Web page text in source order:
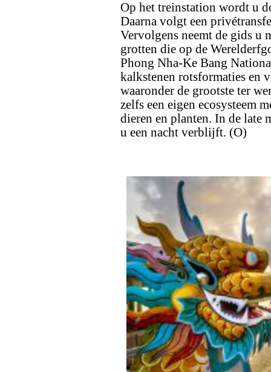
Op het treinstation wordt u
Daarna volgt een
Vervolgens neemt de gids u
grotten die op de
Phong Nha-Ke Bang
kalkstenen rotsformaties en
waaronder de grootste ter
zelfs een eigen ecosysteem
dieren en planten. In de late
u een nacht verblijft. (O)